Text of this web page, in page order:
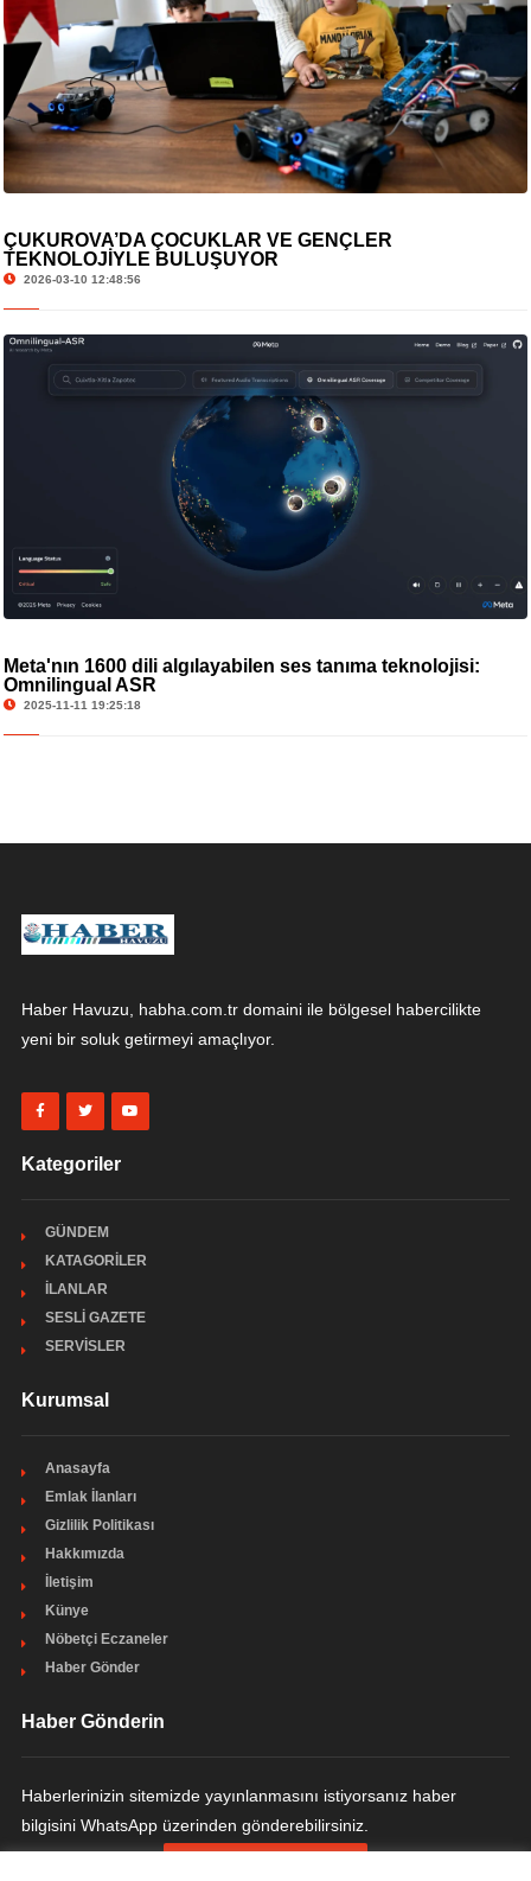
ÇUKUROVA’DA ÇOCUKLAR VE GENÇLER
TEKNOLOJİYLE BULUŞUYOR
2026-03-10 12:48:56
Meta'nın 1600 dili algılayabilen ses tanıma teknolojisi:
Omnilingual ASR
2025-11-11 19:25:18
Haber Havuzu, habha.com.tr domaini ile bölgesel habercilikte
yeni bir soluk getirmeyi amaçlıyor.
Kategoriler
GÜNDEM
KATAGORİLER
İLANLAR
SESLİ GAZETE
SERVİSLER
Kurumsal
Anasayfa
Emlak İlanları
Gizlilik Politikası
Hakkımızda
İletişim
Künye
Nöbetçi Eczaneler
Haber Gönder
Haber Gönderin
Haberlerinizin sitemizde yayınlanmasını istiyorsanız haber
bilgisini WhatsApp üzerinden gönderebilirsiniz.